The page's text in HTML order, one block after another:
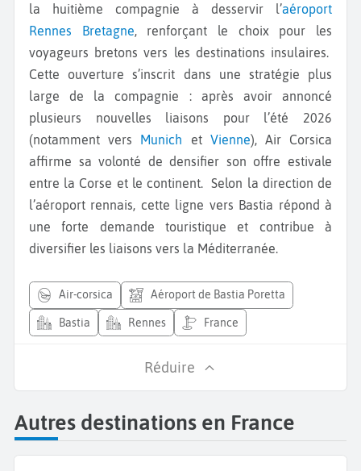
la huitième compagnie à desservir l’aéroport
Rennes Bretagne , renforçant le choix pour les
voyageurs bretons vers les destinations insulaires.
Cette ouverture s’inscrit dans une stratégie plus
large de la compagnie : après avoir annoncé
plusieurs nouvelles liaisons pour l’été 2026
(notamment vers Munich et Vienne), Air Corsica
affirme sa volonté de densifier son offre estivale
entre la Corse et le continent. Selon la direction de
l’aéroport rennais, cette ligne vers Bastia répond à
une forte demande touristique et contribue à
diversifier les liaisons vers la Méditerranée.
air-corsica Aéroport de Bastia Poretta
Bastia Rennes France
Réduire
Autres destinations en France